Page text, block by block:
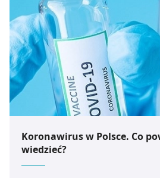
Koronawirus w Polsce. Co
wiedzieć?